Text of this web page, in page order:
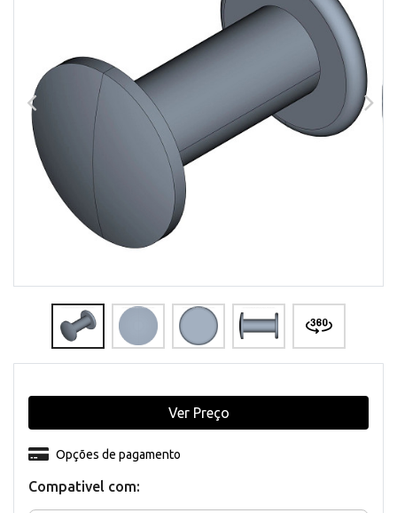
Compativel com:
Opções de pagamento
Ver Preço